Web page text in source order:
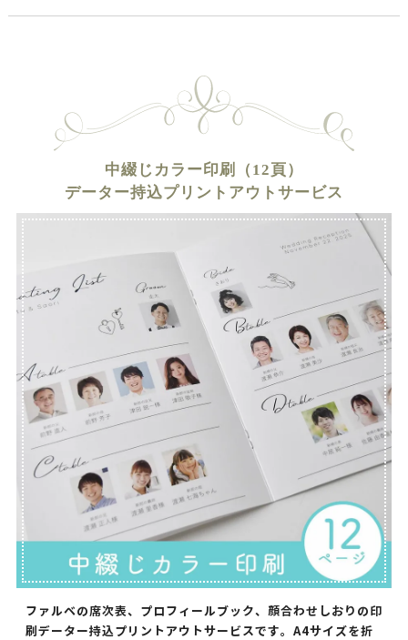
中綴じカラー印刷（12頁）
データー持込プリントアウトサービス
ファルベの席次表、プロフィールブック、顔合わせしおりの印
刷データー持込プリントアウトサービスです。A4サイズを折